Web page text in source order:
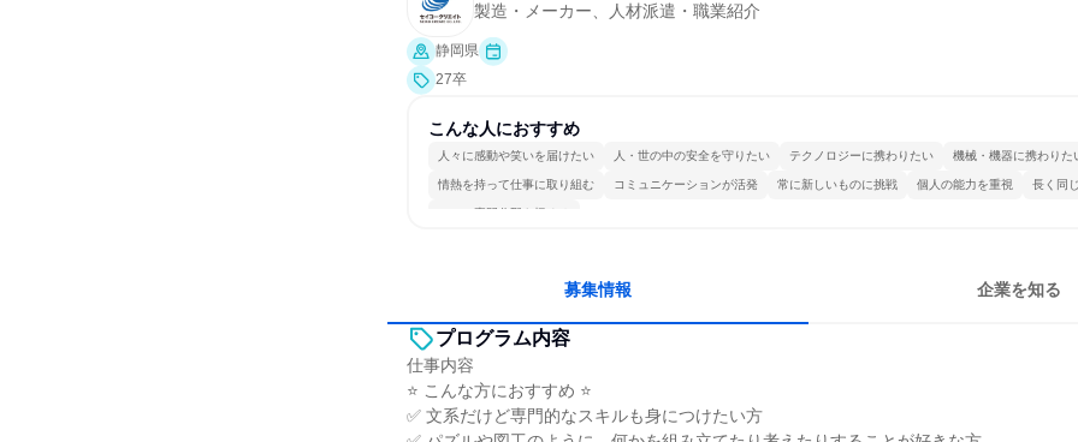
製造・メーカー、人材派遣・職業紹介
静岡県
27卒
こんな人におすすめ
人々に感動や笑いを届けたい 人・世の中の安全を守りたい テクノロジーに携わりたい 機械・機器に携わりた
情熱を持って仕事に取り組む コミュニケーションが活発 常に新しいものに挑戦 個人の能力を重視 長く同
一つの専門分野を極める
募集情報 企業を知る
プログラム内容
仕事内容
⭐ こんな方におすすめ ⭐
✅ 文系だけど専門的なスキルも身につけたい方